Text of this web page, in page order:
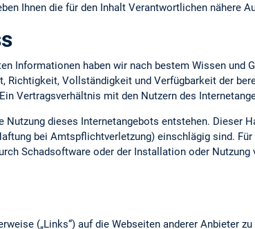
Ihnen die für den Inhalt Verantwortlichen nähere
Informationen haben wir nach bestem Wissen und
Richtigkeit, Vollständigkeit und Verfügbarkeit der
Vertragsverhältnis mit den Nutzern des
Nutzung dieses Internetangebots entstehen. Dieser
bei Amtspflichtverletzung) einschlägig sind.
Schadsoftware oder der Installation oder Nutzung
(„Links“) auf die Webseiten anderer Anbieter